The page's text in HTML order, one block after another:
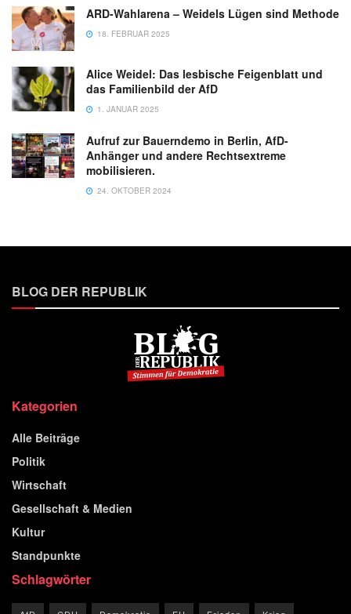
ARD-Wahlarena – Weidels Lügen sind Methode
18. FEBRUAR 2025
Alice Weidel: Das lesbische Feigenblatt und
das Familienbild der AfD
1. JANUAR 2025
Aufruf zur Bauerndemo in Berlin, AfD-
Anhänger und andere Rechtsextreme
mobilisieren.
24. OKTOBER 2024
BLOG DER REPUBLIK
Kategorien
Alle Beiträge
Politik
Wirtschaft
Gesellschaft & Medien
Kultur
Standpunkte
Schlagwörter